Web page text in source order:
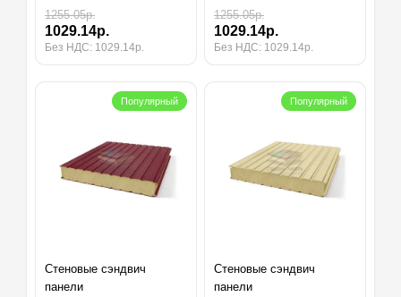
1255.05р.
1029.14р.
Без НДС: 1029.14р.
1255.05р.
1029.14р.
Без НДС: 1029.14р.
Популярный
Стеновые сэндвич
панели
Популярный
Стеновые сэндвич
панели